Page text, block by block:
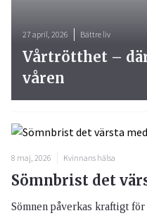
8 maj, 2026 Kvinnans hälsa
Sömnbrist det
Sömnen påverkas kraftigt
27 april, 2026 Bättre liv
Vårtrötthet –
våren